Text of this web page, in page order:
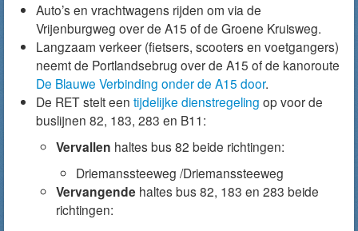
Auto’s en vrachtwagens rijden om via de
Vrijenburgweg over de A15 of de Groene Kruisweg.
Langzaam verkeer (fietsers, scooters en voetgangers)
neemt de Portlandsebrug over de A15 of de kanoroute
De Blauwe Verbinding onder de A15 door.
De RET stelt een tijdelijke dienstregeling op voor de
buslijnen 82, 183, 283 en B11:
Vervallen haltes bus 82 beide richtingen:
Driemanssteeweg /Driemanssteeweg
Vervangende haltes bus 82, 183 en 283 beide
richtingen: